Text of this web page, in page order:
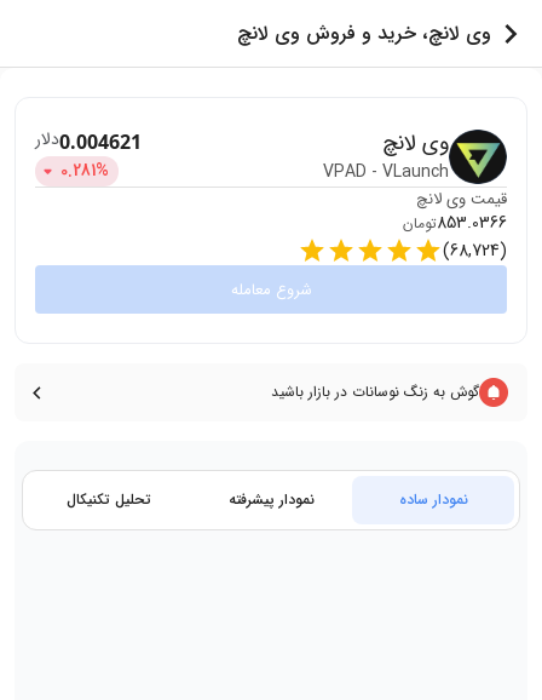
وی لانچ، خرید و فروش وی لانچ
وی لانچ
VPAD - VLaunch
0.004621دلار
0.281%
قیمت وی لانچ
853.0366تومان
(
68,724
)
شروع معامله
گوش به زنگ نوسانات در بازار باشید
نمودار ساده نمودار پیشرفته تحلیل تکنیکال